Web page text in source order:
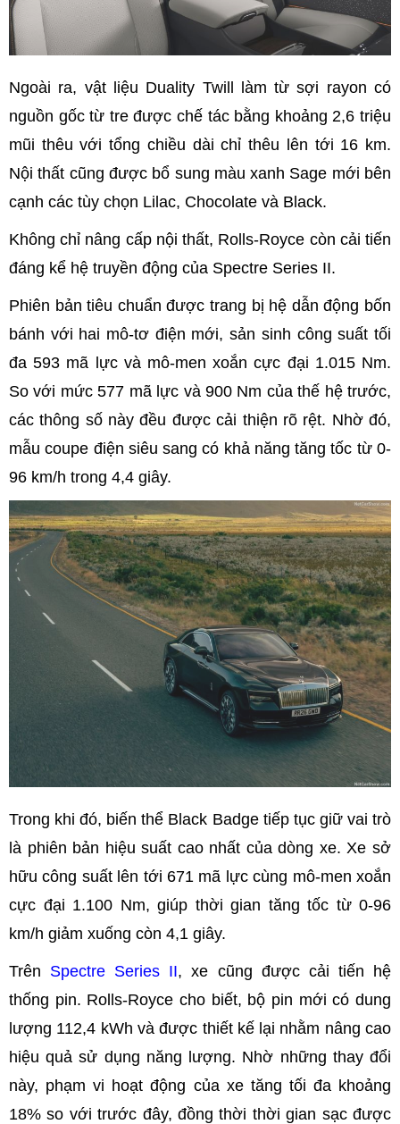
Ngoài ra, vật liệu Duality Twill làm từ sợi rayon có
nguồn gốc từ tre được chế tác bằng khoảng 2,6 triệu
mũi thêu với tổng chiều dài chỉ thêu lên tới 16 km.
Nội thất cũng được bổ sung màu xanh Sage mới bên
cạnh các tùy chọn Lilac, Chocolate và Black.
Không chỉ nâng cấp nội thất, Rolls-Royce còn cải tiến
đáng kể hệ truyền động của Spectre Series II.
Phiên bản tiêu chuẩn được trang bị hệ dẫn động bốn
bánh với hai mô-tơ điện mới, sản sinh công suất tối
đa 593 mã lực và mô-men xoắn cực đại 1.015 Nm.
So với mức 577 mã lực và 900 Nm của thế hệ trước,
các thông số này đều được cải thiện rõ rệt. Nhờ đó,
mẫu coupe điện siêu sang có khả năng tăng tốc từ 0-
96 km/h trong 4,4 giây.
Trong khi đó, biến thể Black Badge tiếp tục giữ vai trò
là phiên bản hiệu suất cao nhất của dòng xe. Xe sở
hữu công suất lên tới 671 mã lực cùng mô-men xoắn
cực đại 1.100 Nm, giúp thời gian tăng tốc từ 0-96
km/h giảm xuống còn 4,1 giây.
Trên Spectre Series II, xe cũng được cải tiến hệ
thống pin. Rolls-Royce cho biết, bộ pin mới có dung
lượng 112,4 kWh và được thiết kế lại nhằm nâng cao
hiệu quả sử dụng năng lượng. Nhờ những thay đổi
này, phạm vi hoạt động của xe tăng tối đa khoảng
18% so với trước đây, đồng thời thời gian sạc được